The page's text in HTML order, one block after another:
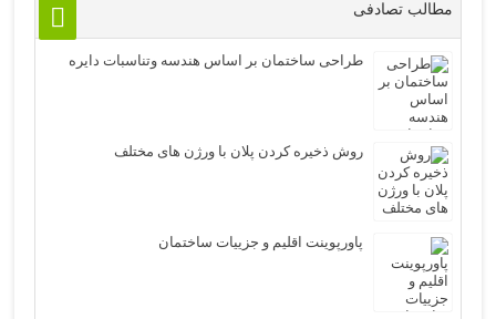
مطالب تصادفی
طراحی ساختمان بر اساس هندسه وتناسبات دایره
روش ذخیره کردن پلان با ورژن های مختلف
پاورپوینت اقلیم و جزییات ساختمان